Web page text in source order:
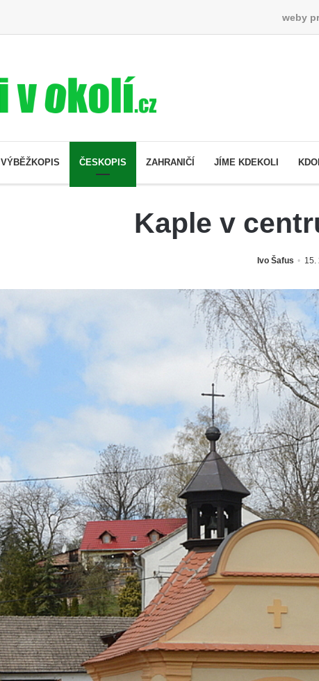
weby
VÝBĚŽKOPIS ČESKOPIS ZAHRANIČÍ JÍME KDEKOLI
Kaple v
Ivo Šafus 15.